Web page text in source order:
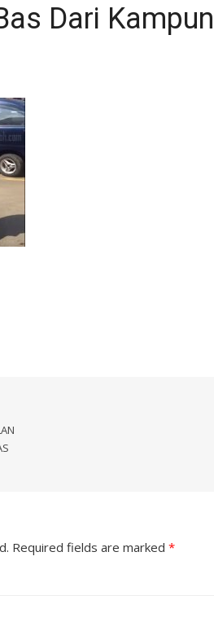
Dari
Required fields are marked *